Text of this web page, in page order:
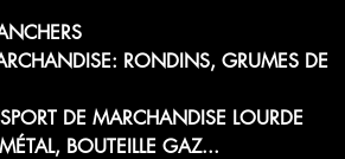
RONDINS, GRUMES DE
DE MARCHANDISE LOURDE
BOUTEILLE GAZ...